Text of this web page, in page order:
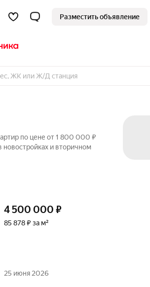
Разместить объявление
по цене от 1 800 000 ₽
и вторичном
4 500 000 ₽
85 878 ₽ за м²
25 июня 2026